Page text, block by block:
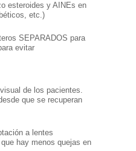
esteroides y AINEs en
etc.)
SEPARADOS para
evitar
de los pacientes.
que se recuperan
a lentes
hay menos quejas en